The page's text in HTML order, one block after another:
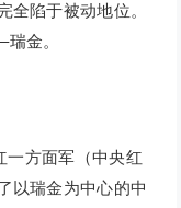
全陷于被动地位。
金。
一方面军（中央红
以瑞金为中心的中